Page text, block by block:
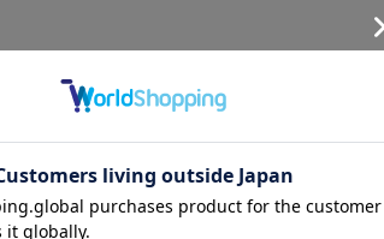
同じシリーズの他の商品を全て見る